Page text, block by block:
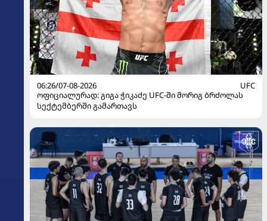
06:26/07-08-2026
UFC
ოფიციალურად: გიგა ჭიკაძე UFC-ში მორიგ ბრძოლას
სექტემბერში გამართავს